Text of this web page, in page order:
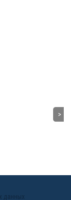
данных